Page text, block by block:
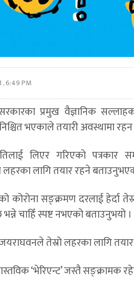
, 6:49 PM
प्रमुख वैज्ञानिक
भएकाले तयारी अवस्थामा
लिएर गरिएको पत्रकार
लागि तयार रहने
कोरोना सङ्क्रमण दरलाई हेर्दा
चाहिँ स्पष्ट नभएको बताउनुभयो ।
तेस्रो लहरका लागि
‘भेरिएन्ट’ जस्तै सङ्क्रामक